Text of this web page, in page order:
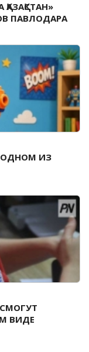
ПАВЛОДАРА
ОДНОМ ИЗ
ВИДЕ